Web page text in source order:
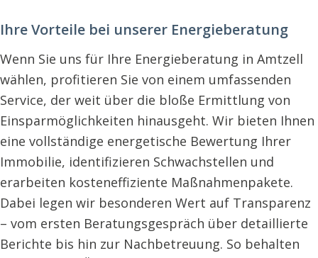
Ihre Vorteile bei unserer Energieberatung
Wenn Sie uns für Ihre Energieberatung in Amtzell
wählen, profitieren Sie von einem umfassenden
Service, der weit über die bloße Ermittlung von
Einsparmöglichkeiten hinausgeht. Wir bieten Ihnen
eine vollständige energetische Bewertung Ihrer
Immobilie, identifizieren Schwachstellen und
erarbeiten kosteneffiziente Maßnahmenpakete.
Dabei legen wir besonderen Wert auf Transparenz
– vom ersten Beratungsgespräch über detaillierte
Berichte bis hin zur Nachbetreuung. So behalten